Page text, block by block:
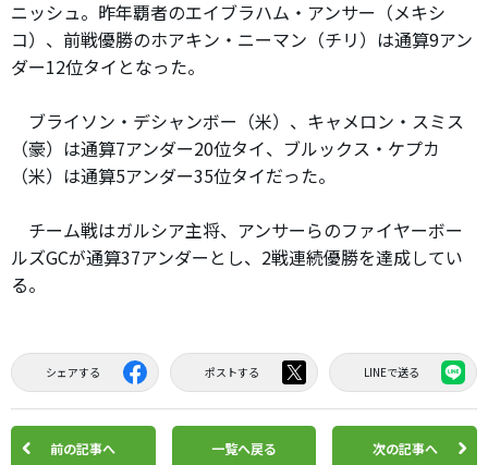
ニッシュ。昨年覇者のエイブラハム・アンサー（メキシ
コ）、前戦優勝のホアキン・ニーマン（チリ）は通算9アン
ダー12位タイとなった。
ブライソン・デシャンボー（米）、キャメロン・スミス
（豪）は通算7アンダー20位タイ、ブルックス・ケプカ
（米）は通算5アンダー35位タイだった。
チーム戦はガルシア主将、アンサーらのファイヤーボー
ルズGCが通算37アンダーとし、2戦連続優勝を達成してい
る。
シェアする ポストする LINEで送る
前の記事へ 一覧へ戻る 次の記事へ